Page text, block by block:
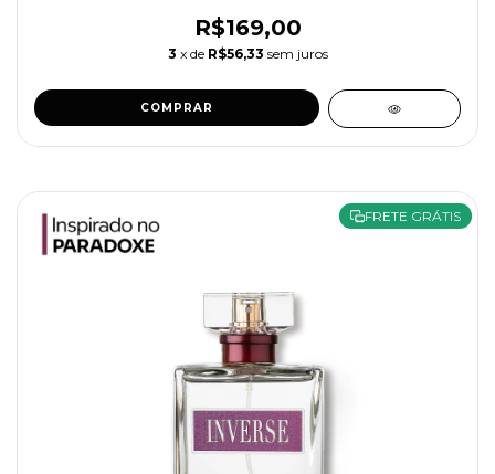
R$169,00
3 x de R$56,33 sem juros
COMPRAR
FRETE GRÁTIS